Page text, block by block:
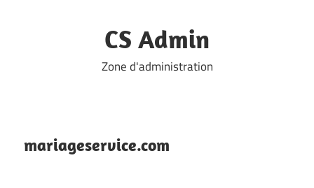
CS Admin
Zone d'administration
mariageservice.com